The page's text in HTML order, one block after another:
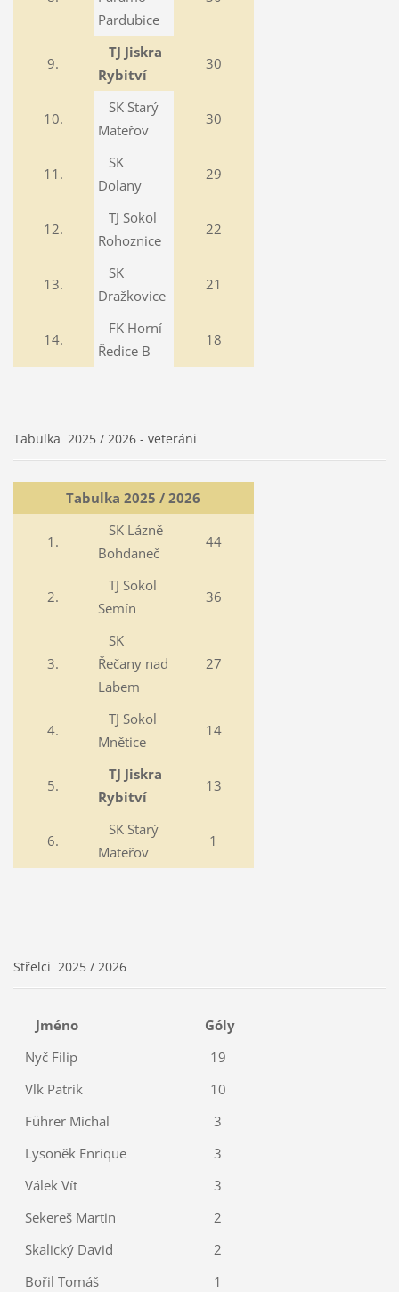
Pardubice
9.
TJ Jiskra
Rybitví
30
10.
SK Starý
Mateřov
30
11.
SK
Dolany
29
12.
TJ Sokol
Rohoznice
22
13.
SK
Dražkovice
21
14.
FK Horní
Ředice B
18
Tabulka 2025 / 2026 - veteráni
Tabulka 2025 / 2026
1.
SK Lázně
Bohdaneč
44
2.
TJ Sokol
Semín
36
3.
SK
Řečany nad
Labem
27
4.
TJ Sokol
Mnětice
14
5.
TJ Jiskra
Rybitví
13
6.
SK Starý
Mateřov
1
Střelci 2025 / 2026
Jméno
Góly
Nyč Filip
19
Vlk Patrik
10
Führer Michal
3
Lysoněk Enrique
3
Válek Vít
3
Sekereš Martin
2
Skalický David
2
Bořil Tomáš
1